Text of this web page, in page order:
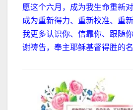
愿这个六月，成为我生命重新
成为重新得力、重新校准、重
我更多认识你、信靠你、跟随你
谢祷告，奉主耶稣基督得胜的名